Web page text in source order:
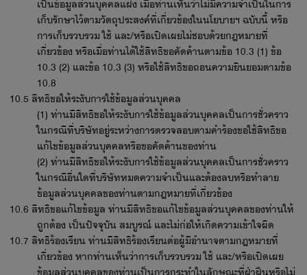
เป็นข้อมูลส่วนบุคคลแฝง เมื่อท่านเห็นว่าไม่มีความจำเป็นในการ
เก็บรักษาไว้ตามวัตถุประสงค์ที่เกี่ยวข้องในนโยบายฯ ฉบับนี้ หรือ
การเก็บรวบรวม ใช้ และ/หรือเปิดเผยไม่ชอบด้วยกฎหมายที่
เกี่ยวข้อง หรือเมื่อท่านได้ใช้สิทธิขอคัดค้านตามข้อ 10.3 (1) ข้อ
10.3 (2) และข้อ 10.3 (3) หรือใช้สิทธิขอถอนความยินยอมตามข้อ
10.8
10.5 สิทธิขอให้ระงับการใช้ข้อมูลส่วนบุคคล
(1) ท่านมีสิทธิขอให้ระงับการใช้ข้อมูลส่วนบุคคลเป็นการชั่วคราว
ในกรณีที่บริษัทอยู่ระหว่างการตรวจสอบตามคำร้องขอใช้สิทธิขอ
แก้ไขข้อมูลส่วนบุคคลหรือขอคัดค้านของท่าน
(2) ท่านมีสิทธิขอให้ระงับการใช้ข้อมูลส่วนบุคคลเป็นการชั่วคราว
ในกรณีอื่นใดที่บริษัทหมดความจำเป็นและต้องลบหรือทำลาย
ข้อมูลส่วนบุคคลของท่านตามกฎหมายที่เกี่ยวข้อง
10.6 สิทธิขอแก้ไขข้อมูล ท่านมีสิทธิขอแก้ไขข้อมูลส่วนบุคคลของท่านให้
ถูกต้อง เป็นปัจจุบัน สมบูรณ์ และไม่ก่อให้เกิดความเข้าใจผิด
10.7 สิทธิร้องเรียน ท่านมีสิทธิร้องเรียนต่อผู้มีอำนาจตามกฎหมายที่
เกี่ยวข้อง หากท่านเห็นว่าการเก็บรวบรวม ใช้ และ/หรือเปิดเผย